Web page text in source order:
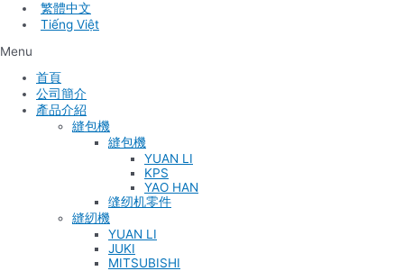
Tiếng Việt
Menu
首頁
公司簡介
產品介紹
縫包機
縫包機
YUAN LI
KPS
YAO HAN
缝纫机零件
縫紉機
YUAN LI
JUKI
MITSUBISHI